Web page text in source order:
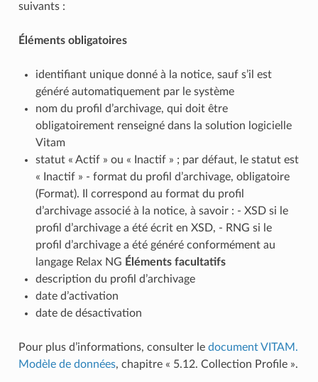
suivants :
Éléments obligatoires
identifiant unique donné à la notice, sauf s’il est
généré automatiquement par le système
nom du profil d’archivage, qui doit être
obligatoirement renseigné dans la solution logicielle
Vitam
statut « Actif » ou « Inactif » ; par défaut, le statut est
« Inactif » - format du profil d’archivage, obligatoire
(Format). Il correspond au format du profil
d’archivage associé à la notice, à savoir : - XSD si le
profil d’archivage a été écrit en XSD, - RNG si le
profil d’archivage a été généré conformément au
langage Relax NG Éléments facultatifs
description du profil d’archivage
date d’activation
date de désactivation
Pour plus d’informations, consulter le document VITAM.
Modèle de données, chapitre « 5.12. Collection Profile ».